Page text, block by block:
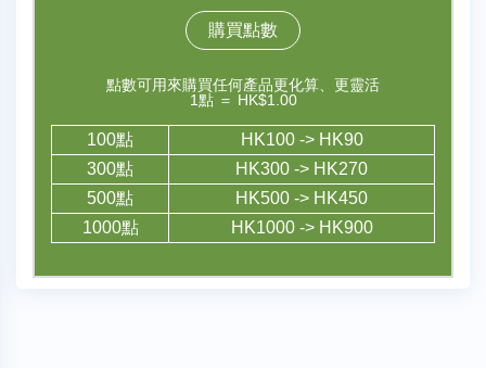
購買點數
點數可用來購買任何產品更化算、更靈活
1點 ＝ HK$1.00
100點
HK100 -> HK90
300點
HK300 -> HK270
500點
HK500 -> HK450
1000點
HK1000 -> HK900